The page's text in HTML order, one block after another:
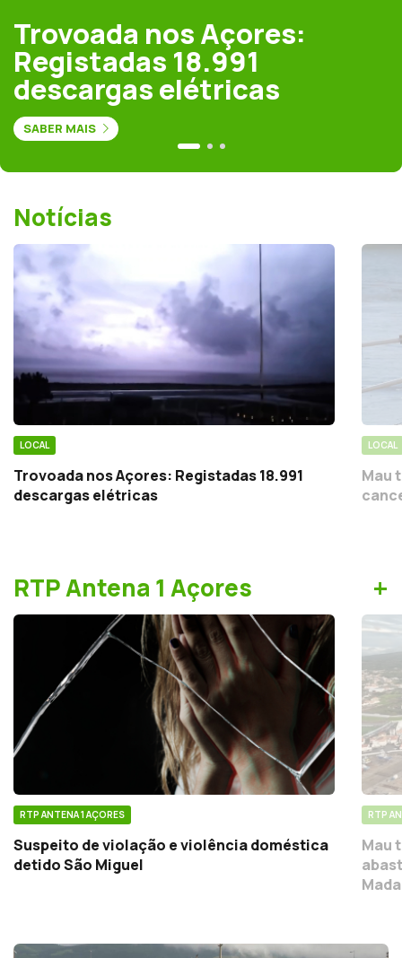
Trovoada nos Açores:
Registadas 18.991
descargas elétricas
SABER MAIS
Notícias
LOCAL
Trovoada nos Açores: Registadas 18.991
descargas elétricas
LOCAL
Mau
RTP Antena 1 Açores +
RTP ANTENA 1 AÇORES
Suspeito de violação e violência doméstica
detido São Miguel
RTP
Mau